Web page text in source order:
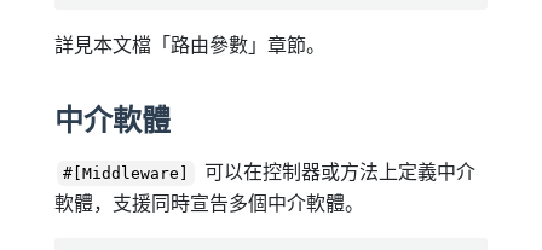
詳見本文檔「路由參數」章節。
中介軟體
#[Middleware]
可以在控制器或方法上定義中介
軟體，支援同時宣告多個中介軟體。